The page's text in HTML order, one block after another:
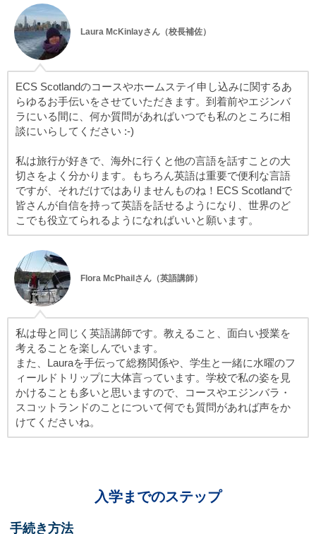
Laura McKinlayさん（校長補佐）
ECS Scotlandのコースやホームステイ申し込みに関するあ
らゆるお手伝いをさせていただきます。到着前やエジンバ
ラにいる間に、何か質問があればいつでも私のところに相
談にいらしてください :-)
私は旅行が好きで、海外に行くと他の言語を話すことの大
切さをよく分かります。もちろん英語は重要で便利な言語
ですが、それだけではありませんものね！ECS Scotlandで
皆さんが自信を持って英語を話せるようになり、世界のど
こでも役立てられるようになればいいと願います。
Flora McPhailさん（英語講師）
私は母と同じく英語講師です。教えること、面白い授業を
考えることを楽しんでいます。
また、Lauraを手伝って総務関係や、学生と一緒に水曜のフ
ィールドトリップに大体言っています。学校で私の姿を見
かけることも多いと思いますので、コースやエジンバラ・
スコットランドのことについて何でも質問があれば声をか
けてくださいね。
入学までのステップ
手続き方法